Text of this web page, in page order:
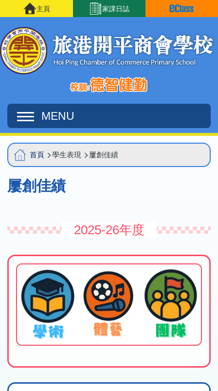
移至主內容 家課日誌
主頁
MENU
Main
navigation
導
航
連
首頁 學生表現 屢創佳績
屢創佳績
2025-26年度